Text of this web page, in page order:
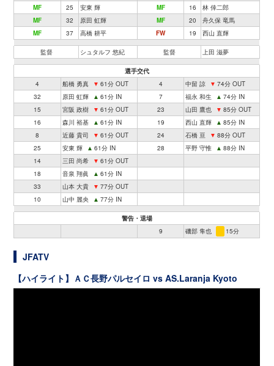
MF
25 安東 輝 MF 16
林 倖二郎
MF
32 原田 虹輝 MF 20
舟久保 竜馬
MF
37 高橋 耕平 FW 19 西山 直輝
監督 シュタルフ 悠紀 監督 上田 滋夢
選手交代
4
船橋 勇真 ▼ 61分 OUT 4 中留 諒 ▼ 74分 OUT
32
原田 虹輝 ▲ 61分 IN 7 福永 和生 ▲ 74分 IN
15
宮阪 政樹 ▼ 61分 OUT 23 山田 鷹也 ▼ 85分 OUT
16
森川 裕基 ▲ 61分 IN 19 西山 直輝 ▲ 85分 IN
8
近藤 貴司 ▼ 61分 OUT 24 石橋 亘 ▼ 88分 OUT
25
安東 輝 ▲ 61分 IN 28 平野 守惟 ▲ 88分 IN
14
三田 尚希 ▼ 61分 OUT
18
音泉 翔眞 ▲ 61分 IN
33
山本 大貴 ▼ 77分 OUT
10
山中 麗央 ▲ 77分 IN
警告・退場
9
磯部 隼也 15分
JFATV
【ハイライト】ＡＣ長野パルセイロ vs AS.Laranja Kyoto